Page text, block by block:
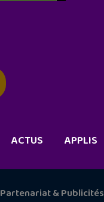
ACTUS APPLIS
Partenariat & Publicités